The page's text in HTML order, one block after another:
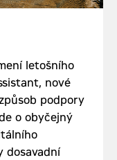
letošního
nové
podpory
o obyčejný
dosavadní